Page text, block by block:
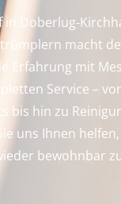
Doberlug-
macht
Erfahrung mit
Service –
bis hin zu
uns Ihnen
bewohnbar